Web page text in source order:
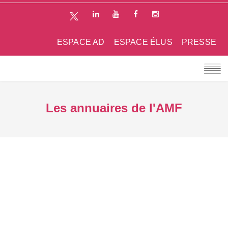
PRESSE
ESPACE ÉLUS
ESPACE AD
Les annuaires de l'AMF